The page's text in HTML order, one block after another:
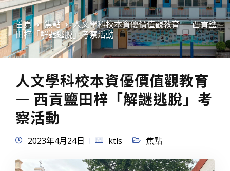
首頁 焦點
人文學科校本資優價值觀教育 — 西貢鹽
田梓「解謎逃脫」考察活動
人文學科校本資優價值觀教育
— 西貢鹽田梓「解謎逃脫」考
察活動
2023年4月24日 ktls 焦點